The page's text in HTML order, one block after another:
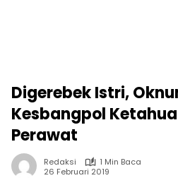
Digerebek Istri,
Kesbangpol
Perawat
Redaksi
1 Min Baca
26 Februari 2019